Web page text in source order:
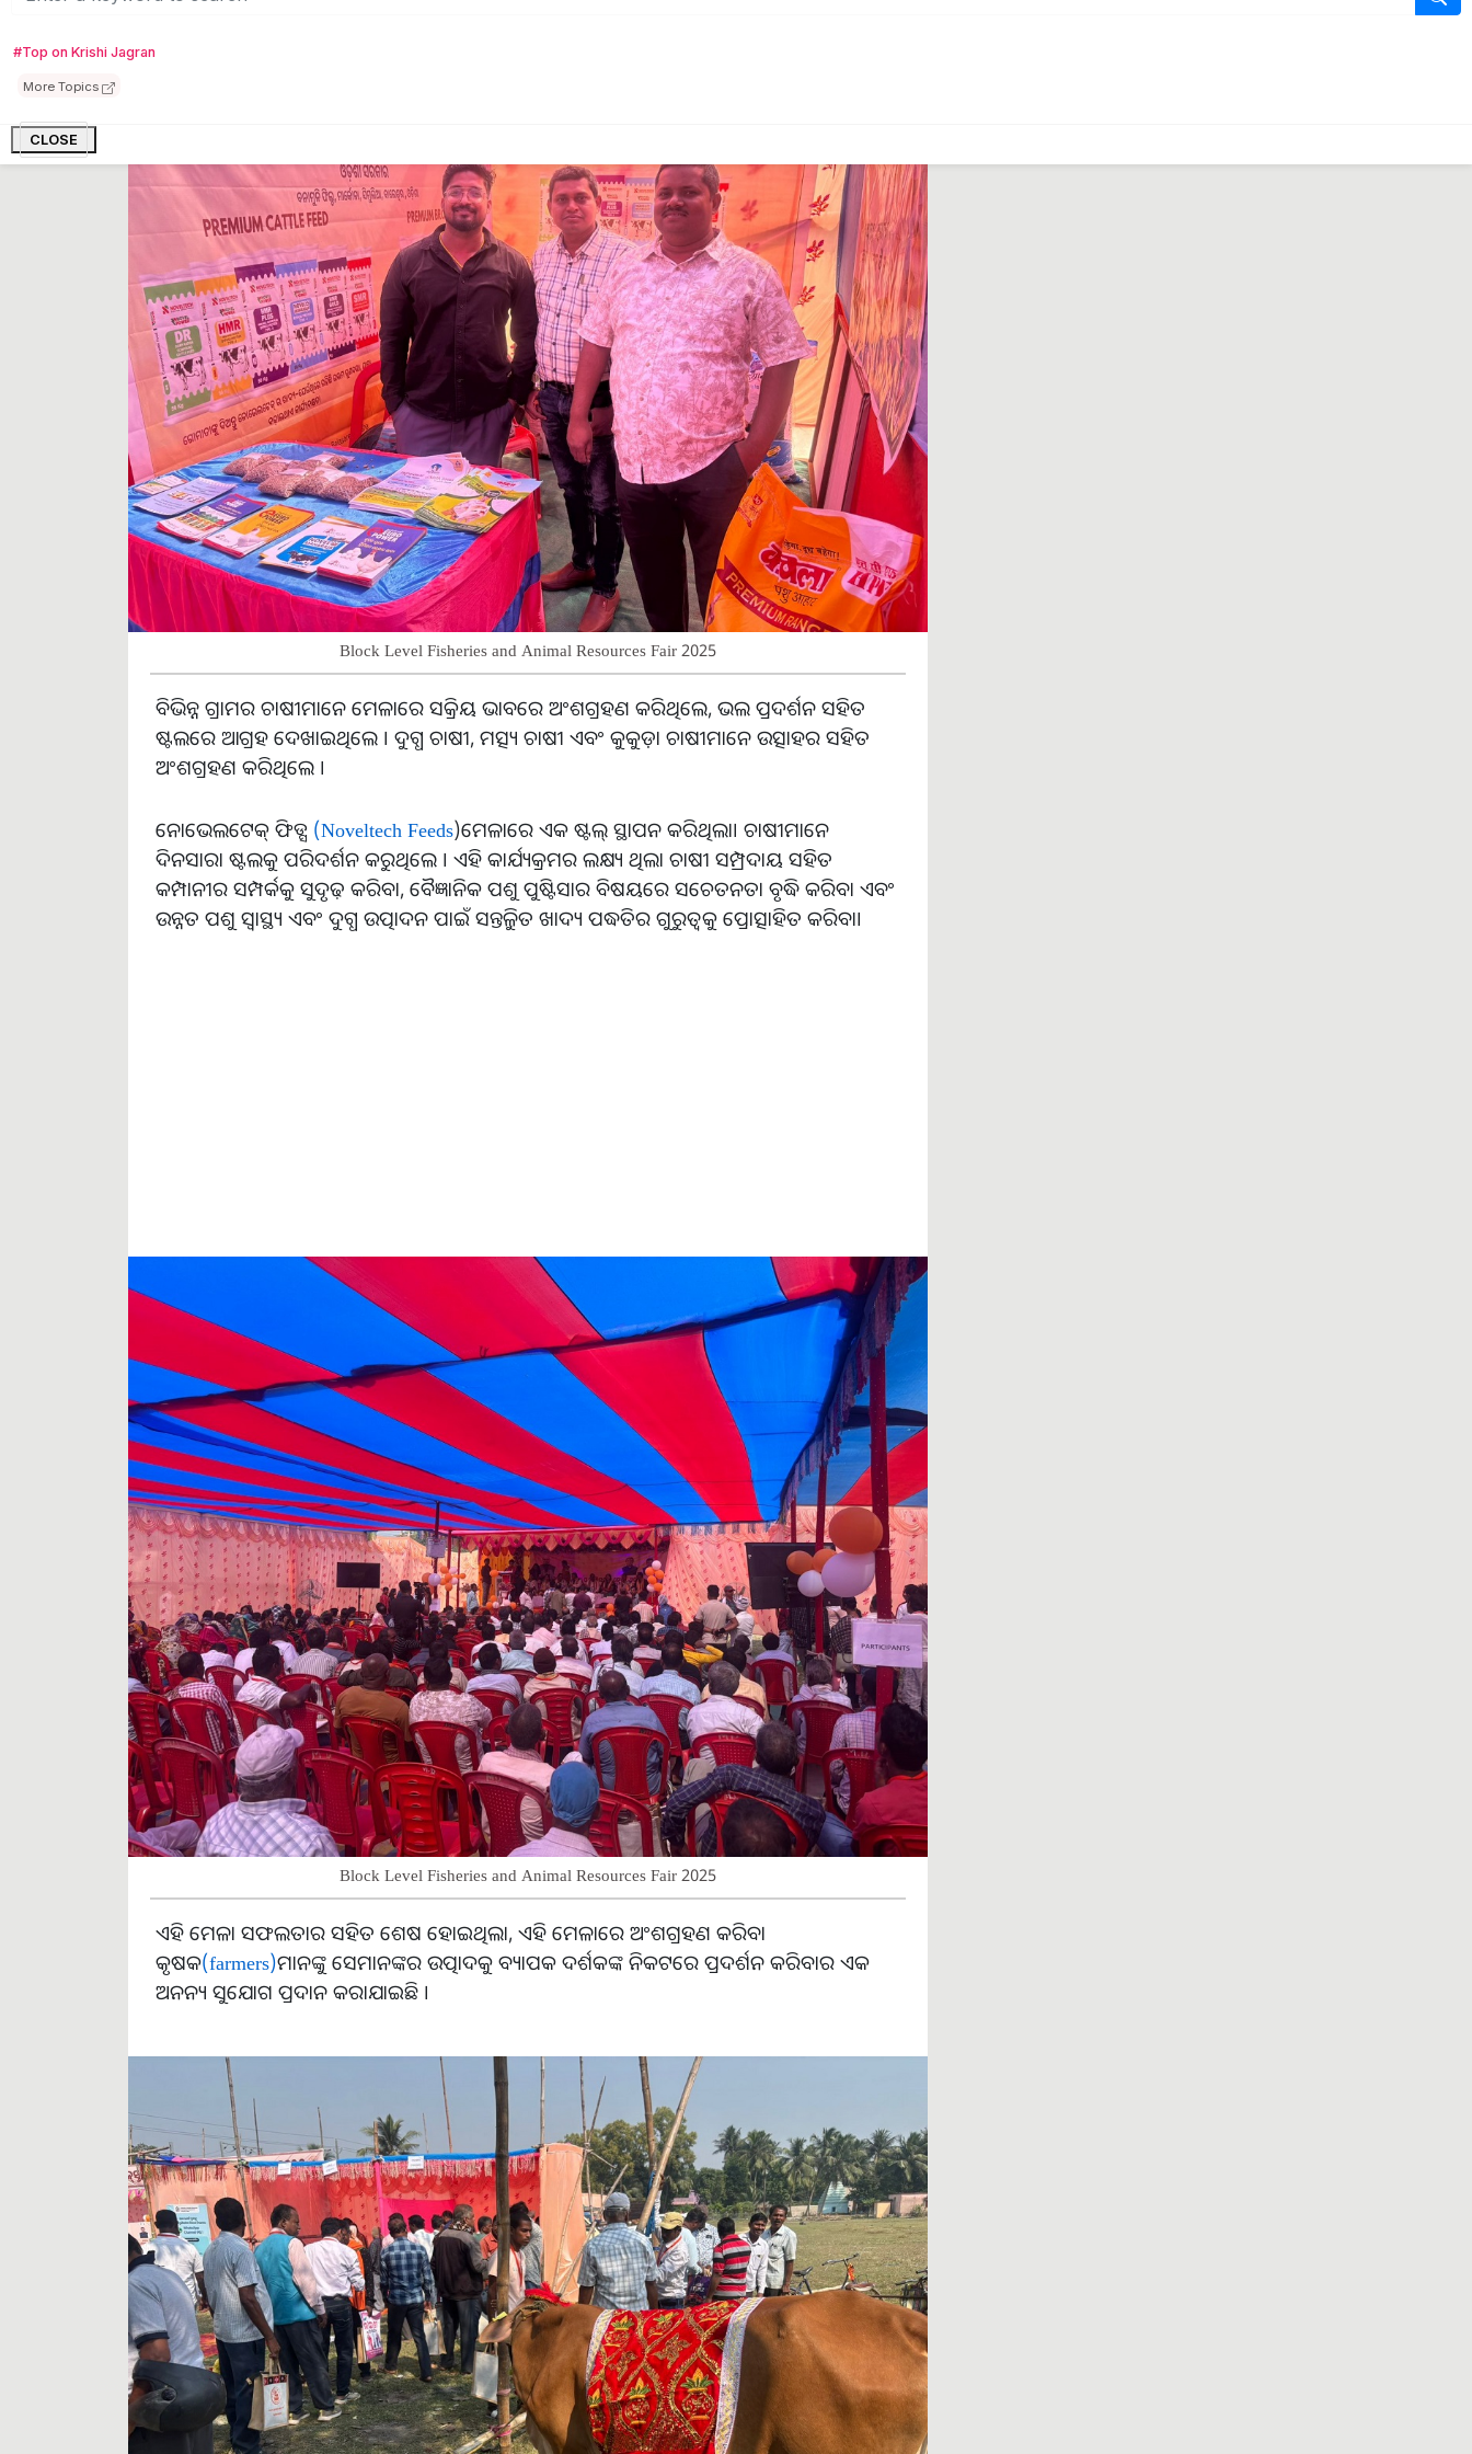
#Top on Krishi Jagran
More Topics
CLOSE
Block Level Fisheries and Animal Resources Fair 2025
ବିଭିନ୍ନ ଗ୍ରାମର ଚାଷୀମାନେ ମେଳାରେ ସକ୍ରିୟ ଭାବରେ ଅଂଶଗ୍ରହଣ କରିଥିଲେ, ଭଲ ପ୍ରଦର୍ଶନ ସହିତ
ଷ୍ଟଲରେ ଆଗ୍ରହ ଦେଖାଇଥିଲେ । ଦୁଗ୍ଧ ଚାଷୀ, ମତ୍ସ୍ୟ ଚାଷୀ ଏବଂ କୁକୁଡ଼ା ଚାଷୀମାନେ ଉତ୍ସାହର ସହିତ
ଅଂଶଗ୍ରହଣ କରିଥିଲେ ।
ନୋଭେଲଟେକ୍ ଫିଡ୍ସ (Noveltech Feeds)ମେଳାରେ ଏକ ଷ୍ଟଲ୍ ସ୍ଥାପନ କରିଥିଲା। ଚାଷୀମାନେ
ଦିନସାରା ଷ୍ଟଲକୁ ପରିଦର୍ଶନ କରୁଥିଲେ । ଏହି କାର୍ଯ୍ୟକ୍ରମର ଲକ୍ଷ୍ୟ ଥିଲା ଚାଷୀ ସମ୍ପ୍ରଦାୟ ସହିତ
କମ୍ପାନୀର ସମ୍ପର୍କକୁ ସୁଦୃଢ଼ ​​କରିବା, ବୈଜ୍ଞାନିକ ପଶୁ ପୁଷ୍ଟିସାର ବିଷୟରେ ସଚେତନତା ବୃଦ୍ଧି କରିବା ଏବଂ
ଉନ୍ନତ ପଶୁ ସ୍ୱାସ୍ଥ୍ୟ ଏବଂ ଦୁଗ୍ଧ ଉତ୍ପାଦନ ପାଇଁ ସନ୍ତୁଳିତ ଖାଦ୍ୟ ପଦ୍ଧତିର ଗୁରୁତ୍ୱକୁ ପ୍ରୋତ୍ସାହିତ କରିବା।
Block Level Fisheries and Animal Resources Fair 2025
ଏହି ମେଳା ସଫଲତାର ସହିତ ଶେଷ ହୋଇଥିଲା, ଏହି ମେଳାରେ ଅଂଶଗ୍ରହଣ କରିବା
କୃଷକ(farmers)ମାନଙ୍କୁ ସେମାନଙ୍କର ଉତ୍ପାଦକୁ ବ୍ୟାପକ ଦର୍ଶକଙ୍କ ନିକଟରେ ପ୍ରଦର୍ଶନ କରିବାର ଏକ
ଅନନ୍ୟ ସୁଯୋଗ ପ୍ରଦାନ କରାଯାଇଛି ।